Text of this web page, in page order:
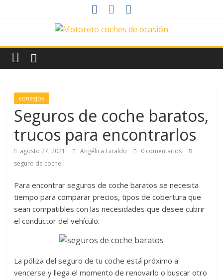
News
Motoreto
Noticias
coches
de
ocasión
consejos
Seguros de coche baratos,
trucos para encontrarlos
agosto 27, 2021 Angélica Giraldo
0 comentarios
seguro de coche
Para encontrar seguros de coche baratos se necesita
tiempo para comparar precios, tipos de cobertura que
sean compatibles con las necesidades que desee cubrir
el conductor del vehículo.
La póliza del seguro de tu coche está próximo a
vencerse y llega el momento de renovarlo o buscar otro